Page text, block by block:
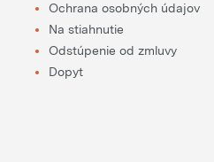
Ochrana osobných údajov
Na stiahnutie
Odstúpenie od zmluvy
Dopyt